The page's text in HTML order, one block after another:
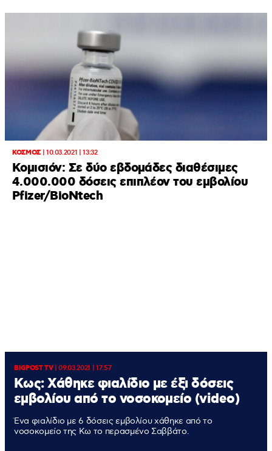
ΚΟΣΜΟΣ| 10.03.2021 | 13:32
Κομισιόν: Σε δύο εβδομάδες διαθέσιμες
4.000.000 δόσεις επιπλέον του εμβολίου
Pfizer/BioNtech
BIGPOST TV|09.03.2021 | 17:57
Kως: Χάθηκε φιαλίδιο με έξι δόσεις
εμβολίου από το νοσοκομείο (video)
Ένα φιαλίδιο με 6 δόσεις εμβολίου χάθηκε από το
νοσοκομείο της Κω το περασμένο Σαββάτο.